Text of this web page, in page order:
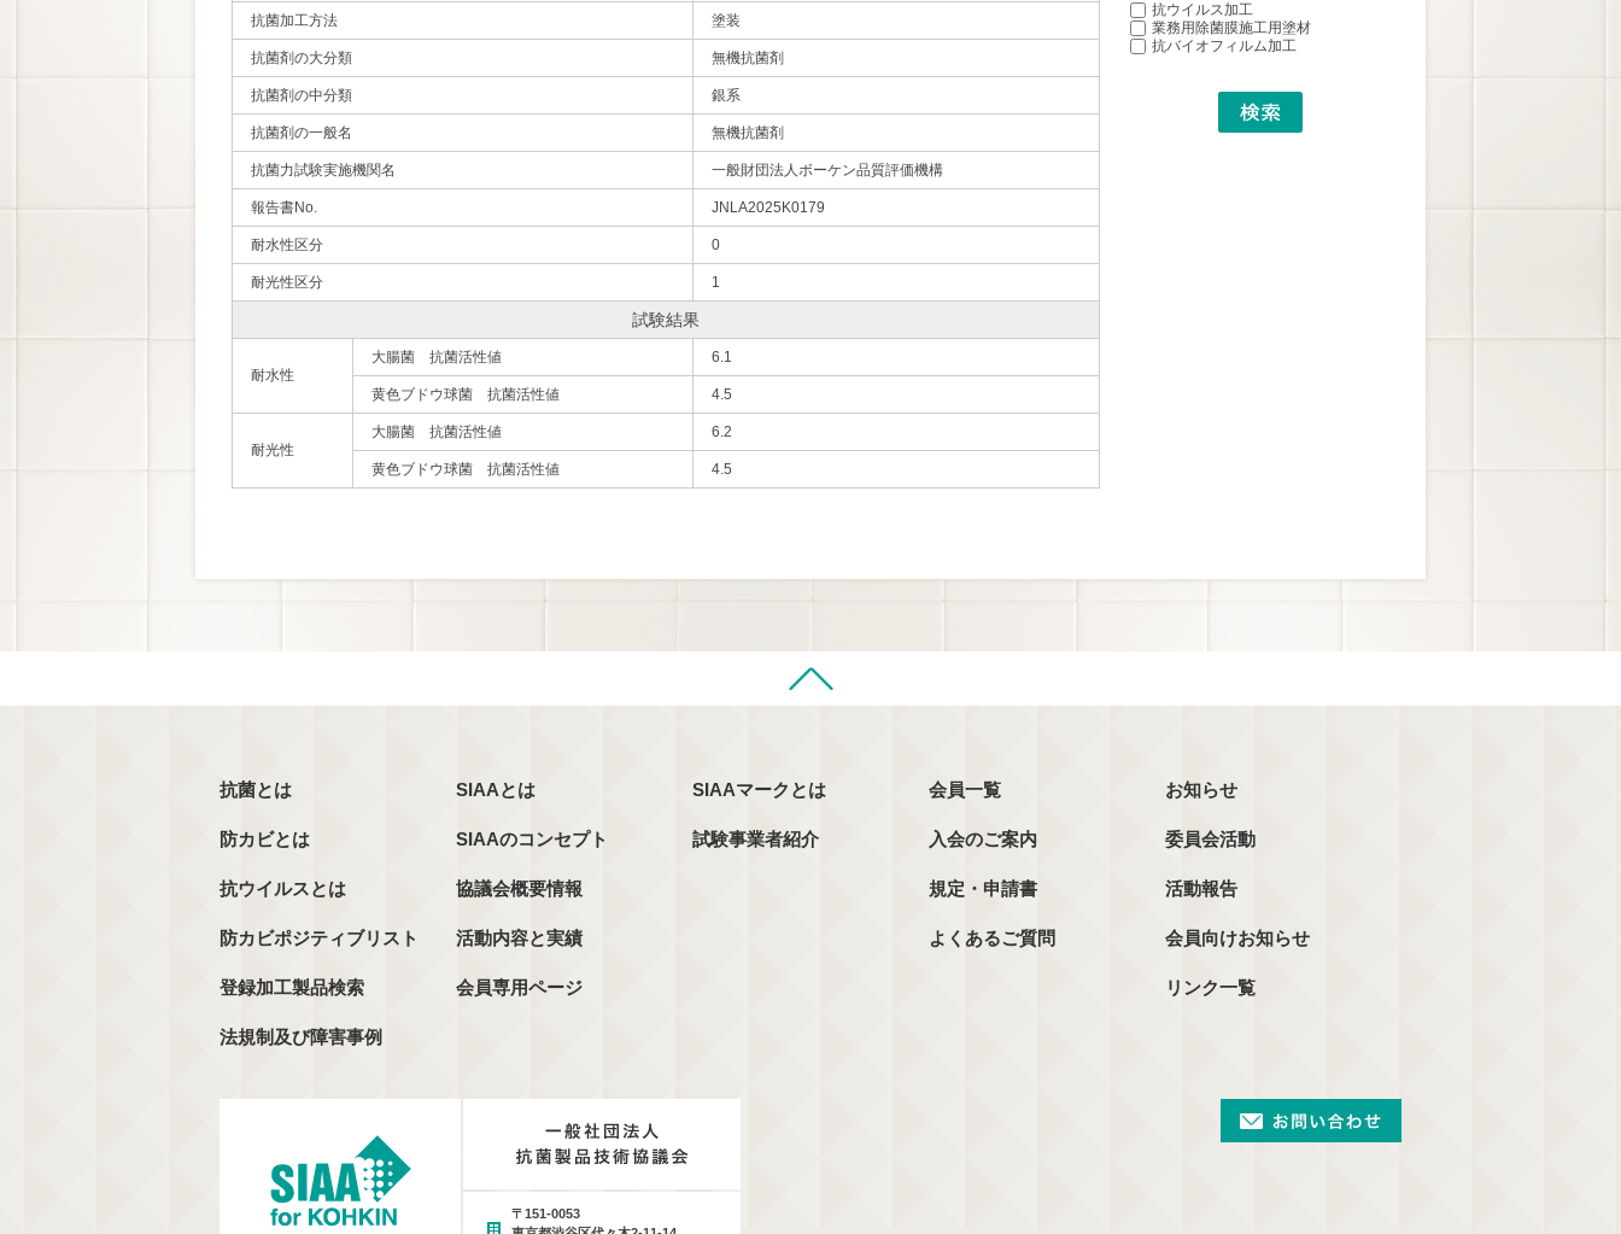
抗菌加工方法 塗装
抗菌剤の大分類 無機抗菌剤
抗菌剤の中分類 銀系
抗菌剤の一般名 無機抗菌剤
抗菌力試験実施機関名 一般財団法人ボーケン品質評価機構
報告書No. JNLA2025K0179
耐水性区分 0
耐光性区分 1
試験結果
耐水性
大腸菌 抗菌活性値 6.1
黄色ブドウ球菌 抗菌活性値 4.5
耐光性
大腸菌 抗菌活性値 6.2
黄色ブドウ球菌 抗菌活性値 4.5
抗ウイルス加工
業務用除菌膜施工用塗材
抗バイオフィルム加工
抗菌とは
防カビとは
抗ウイルスとは
防カビポジティブリスト
登録加工製品検索
法規制及び障害事例
SIAAとは
SIAAのコンセプト
協議会概要情報
活動内容と実績
会員専用ページ
SIAAマークとは
試験事業者紹介
会員一覧
入会のご案内
規定・申請書
よくあるご質問
お知らせ
委員会活動
活動報告
会員向けお知らせ
リンク一覧
〒151-0053